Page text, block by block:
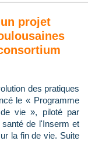
projet
des pratiques
le « Programme
vie », piloté par
de l'Inserm et
la fin de vie. Suite